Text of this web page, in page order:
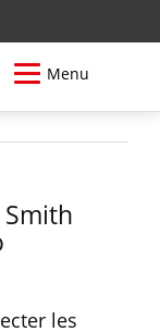
Menu
les